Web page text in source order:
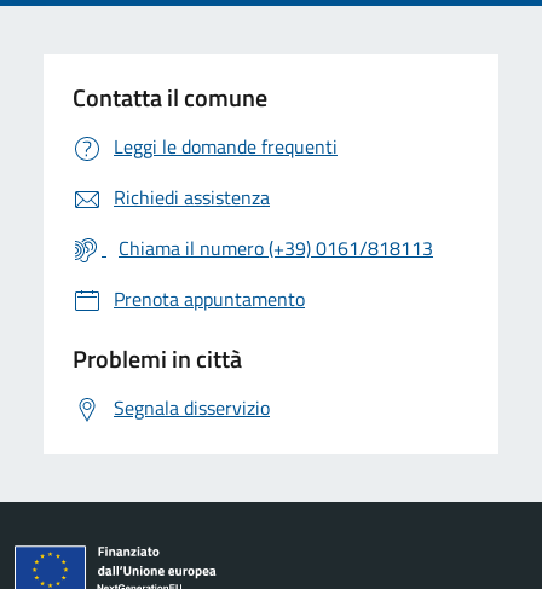
Contatta il comune
Leggi le domande frequenti
Richiedi assistenza
Chiama il numero (+39) 0161/818113
Prenota appuntamento
Problemi in città
Segnala disservizio